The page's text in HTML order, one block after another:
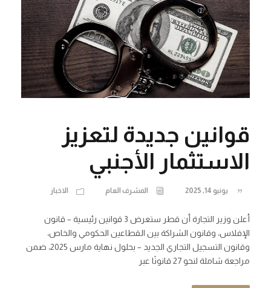
قوانين جديدة لتعزيز
الاستثمار الأجنبي
يونيو 14, 2025 المشرف العام الاخبار
أعلن وزير التجارة أن قطر ستعرض 3 قوانين رئيسية – قانون
الإفلاس، وقانون الشراكة بين القطاعين الحكومي والخاص،
وقانون التسجيل التجاري الجديد – بحلول نهاية مارس 2025، ضمن
مراجعة شاملة لنحو 27 قانونًا عبر